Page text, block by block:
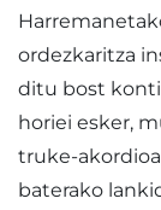
ordezkaritza
ditu bost
horiei esker,
truke-
baterako